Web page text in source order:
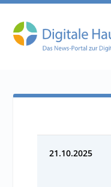
21.10.2025